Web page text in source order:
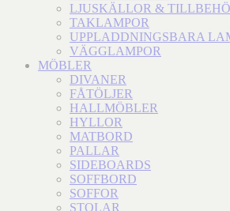
LJUSKÄLLOR &
TAKLAMPOR
UPPLADDNINGSBARA
VÄGGLAMPOR
MÖBLER
DIVANER
FÅTÖLJER
HALLMÖBLER
HYLLOR
MATBORD
PALLAR
SIDEBOARDS
SOFFBORD
SOFFOR
STOLAR